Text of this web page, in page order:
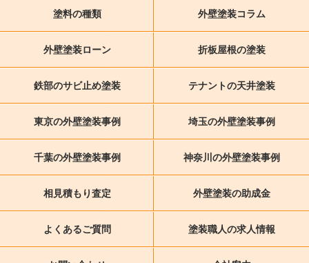
塗料の種類 外壁塗装コラム
外壁塗装ローン 折板屋根の塗装
鉄部のサビ止め塗装 テナントの天井塗装
東京の外壁塗装事例 埼玉の外壁塗装事例
千葉の外壁塗装事例 神奈川の外壁塗装事例
相見積もり査定 外壁塗装の助成金
よくあるご質問 塗装職人の求人情報